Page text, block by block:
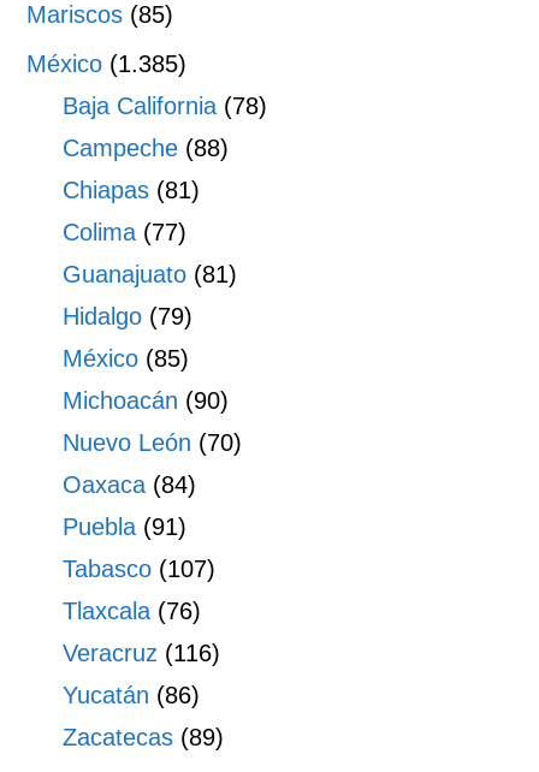
Mariscos (85)
México (1.385)
Baja California (78)
Campeche (88)
Chiapas (81)
Colima (77)
Guanajuato (81)
Hidalgo (79)
México (85)
Michoacán (90)
Nuevo León (70)
Oaxaca (84)
Puebla (91)
Tabasco (107)
Tlaxcala (76)
Veracruz (116)
Yucatán (86)
Zacatecas (89)